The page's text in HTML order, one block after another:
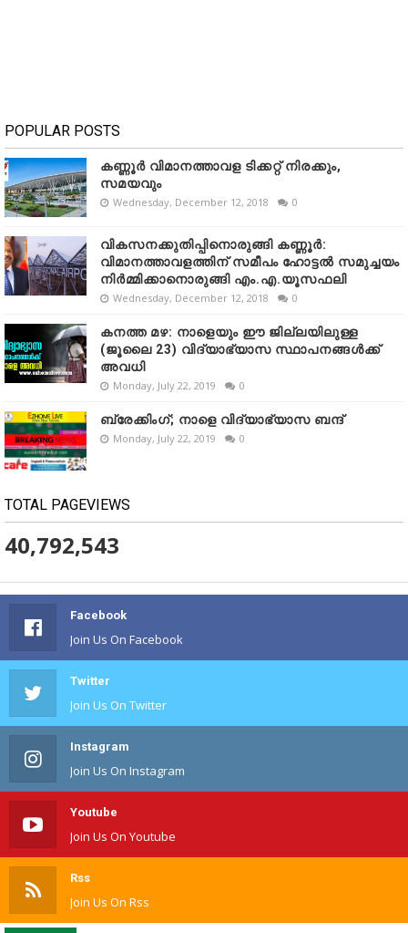
POPULAR POSTS
കണ്ണൂർ വിമാനത്താവള ടിക്കറ്റ് നിരക്കും,
സമയവും
Wednesday, December 12, 2018 0
വികസനക്കുതിപ്പിനൊരുങ്ങി കണ്ണൂർ:
വിമാനത്താവളത്തിന് സമീപം ഹോട്ടൽ സമുച്ചയം
നിർമ്മിക്കാനൊരുങ്ങി എം.എ.യൂസഫലി
Wednesday, December 12, 2018 0
കനത്ത മഴ: നാളെയും ഈ ജില്ലയിലുള്ള
(ജൂലൈ 23) വിദ്യാഭ്യാസ സ്ഥാപനങ്ങൾക്ക്
അവധി
Monday, July 22, 2019 0
ബ്രേക്കിംഗ്; നാളെ വിദ്യാഭ്യാസ ബന്ദ്
Monday, July 22, 2019 0
TOTAL PAGEVIEWS
40,792,543
Facebook
Join Us On Facebook
Twitter
Join Us On Twitter
Instagram
Join Us On Instagram
Youtube
Join Us On Youtube
Rss
Join Us On Rss